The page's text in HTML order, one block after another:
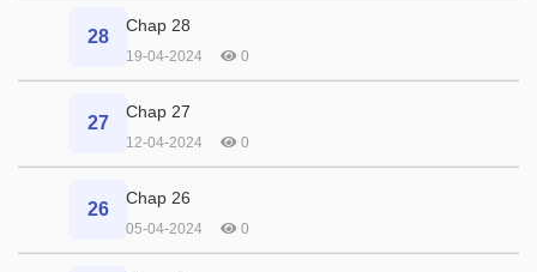
28
Chap 28
19-04-2024 0
27
Chap 27
12-04-2024 0
26
Chap 26
05-04-2024 0